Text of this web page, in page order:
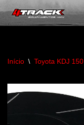
Avançar
conteúdo
Início \ Toyota KDJ 150